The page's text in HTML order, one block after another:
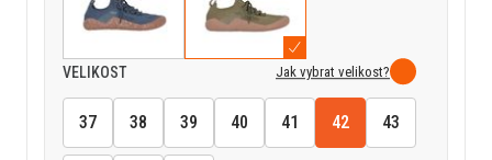
VELIKOST Jak vybrat velikost?
37 38 39 40 41 42 43